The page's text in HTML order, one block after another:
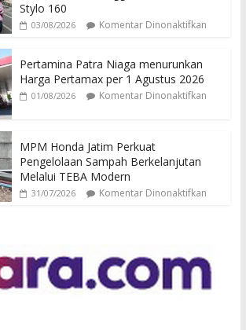
Stylo 160
03/08/2026 Komentar Dinonaktifkan
Pertamina Patra Niaga menurunkan
Harga Pertamax per 1 Agustus 2026
01/08/2026 Komentar Dinonaktifkan
MPM Honda Jatim Perkuat
Pengelolaan Sampah Berkelanjutan
Melalui TEBA Modern
31/07/2026 Komentar Dinonaktifkan